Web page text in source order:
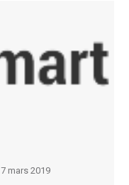
7 mars 2019